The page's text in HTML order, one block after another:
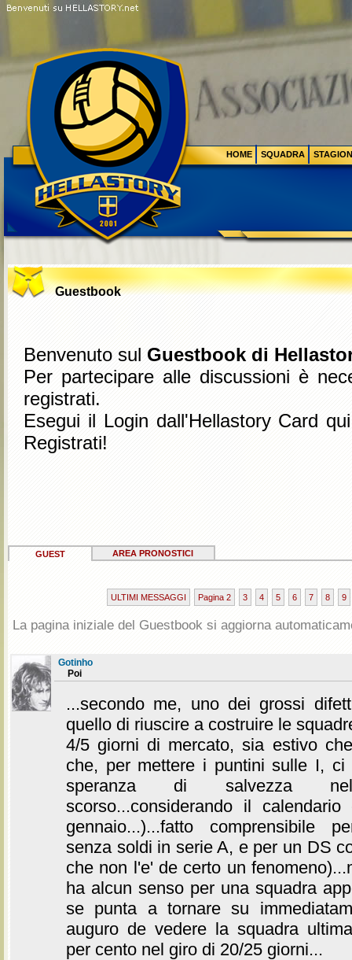
Guestbook
Benvenuto sul Guestbook di
Per partecipare alle discussioni è
registrati.
Esegui il Login dall'Hellastory Card
Registrati!
GUEST AREA PRONOSTICI
ULTIMI MESSAGGI Pagina 2 3 4 5 6 7 8 9
La pagina iniziale del Guestbook si aggiorna
Gotinho
Poi
...secondo me, uno dei grossi
quello di riuscire a costruire le
4/5 giorni di mercato, sia estivo
che, per mettere i puntini sulle I, ci
speranza di salvezza nel
scorso...considerando il
gennaio...)...fatto comprensibile
senza soldi in serie A, e per un DS
che non l'e' de certo un
ha alcun senso per una squadra
se punta a tornare su
auguro de vedere la squadra
per cento nel giro di 20/25 giorni...
HOME SQUADRA